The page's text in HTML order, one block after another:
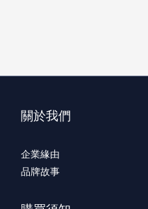
關於我們
企業緣由
品牌故事